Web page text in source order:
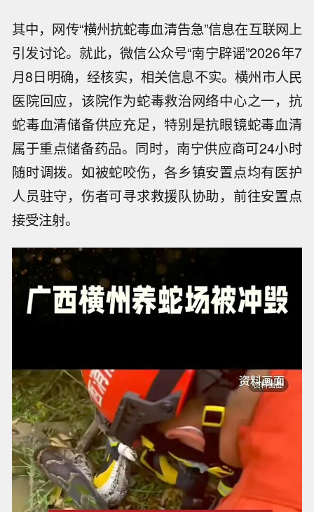
其中，网传“横州抗蛇毒血清告急”信息在互联网上
引发讨论。就此，微信公众号“南宁辟谣”2026年7
月8日明确，经核实，相关信息不实。横州市人民
医院回应，该院作为蛇毒救治网络中心之一，抗
蛇毒血清储备供应充足，特别是抗眼镜蛇毒血清
属于重点储备药品。同时，南宁供应商可24小时
随时调拨。如被蛇咬伤，各乡镇安置点均有医护
人员驻守，伤者可寻求救援队协助，前往安置点
接受注射。